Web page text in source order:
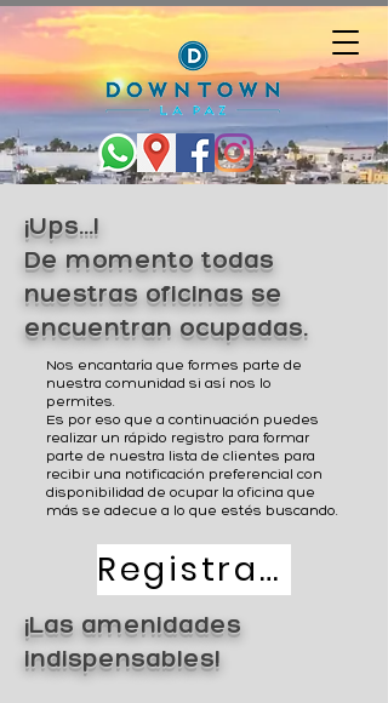
¡Ups...!
De momento todas
nuestras oficinas se
encuentran ocupadas.
Nos encantaría que formes parte de
nuestra comunidad si así nos lo
permites.
Es por eso que a continuación puedes
realizar un rápido registro para formar
parte de nuestra lista de clientes para
recibir una notificación preferencial con
disponibilidad de ocupar la oficina que
más se adecue a lo que estés buscando.
Registrar solicitud
¡Las amenidades
indispensables!